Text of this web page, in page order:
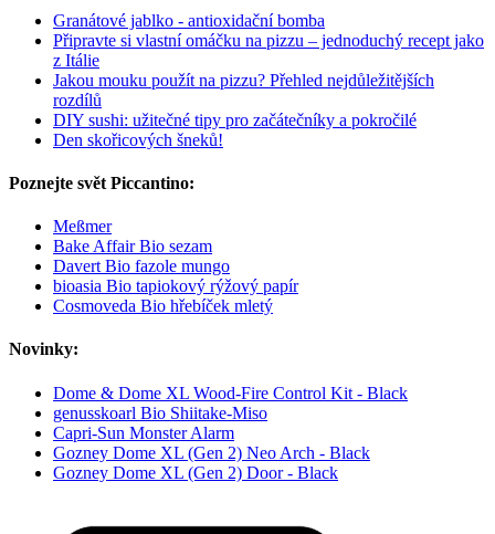
Granátové jablko - antioxidační bomba
Připravte si vlastní omáčku na pizzu – jednoduchý recept jako
z Itálie
Jakou mouku použít na pizzu? Přehled nejdůležitějších
rozdílů
DIY sushi: užitečné tipy pro začátečníky a pokročilé
Den skořicových šneků!
Poznejte svět Piccantino:
Meßmer
Bake Affair Bio sezam
Davert Bio fazole mungo
bioasia Bio tapiokový rýžový papír
Cosmoveda Bio hřebíček mletý
Novinky:
Dome & Dome XL Wood-Fire Control Kit - Black
genusskoarl Bio Shiitake-Miso
Capri-Sun Monster Alarm
Gozney Dome XL (Gen 2) Neo Arch - Black
Gozney Dome XL (Gen 2) Door - Black